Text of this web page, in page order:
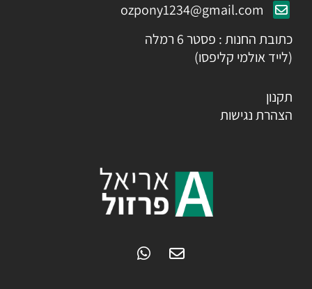
ozpony1234@gmail.com
כתובת החנות : פסטר 6 רמלה
(לייד אולמי קליפסו)
תקנון
הצהרת נגישות